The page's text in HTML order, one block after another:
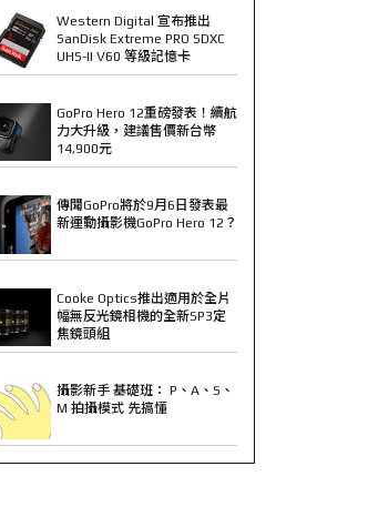
Western Digital 宣布推出
SanDisk Extreme PRO SDXC
UHS-II V60 等級記憶卡
GoPro Hero 12重磅發表！續航
力大升級，建議售價新台幣
14,900元
傳聞GoPro將於9月6日發表最
新運動攝影機GoPro Hero 12？
Cooke Optics推出適用於全片
幅無反光鏡相機的全新SP3定
焦鏡頭組
攝影新手 基礎班： P、A、S、
M 拍攝模式 先搞懂